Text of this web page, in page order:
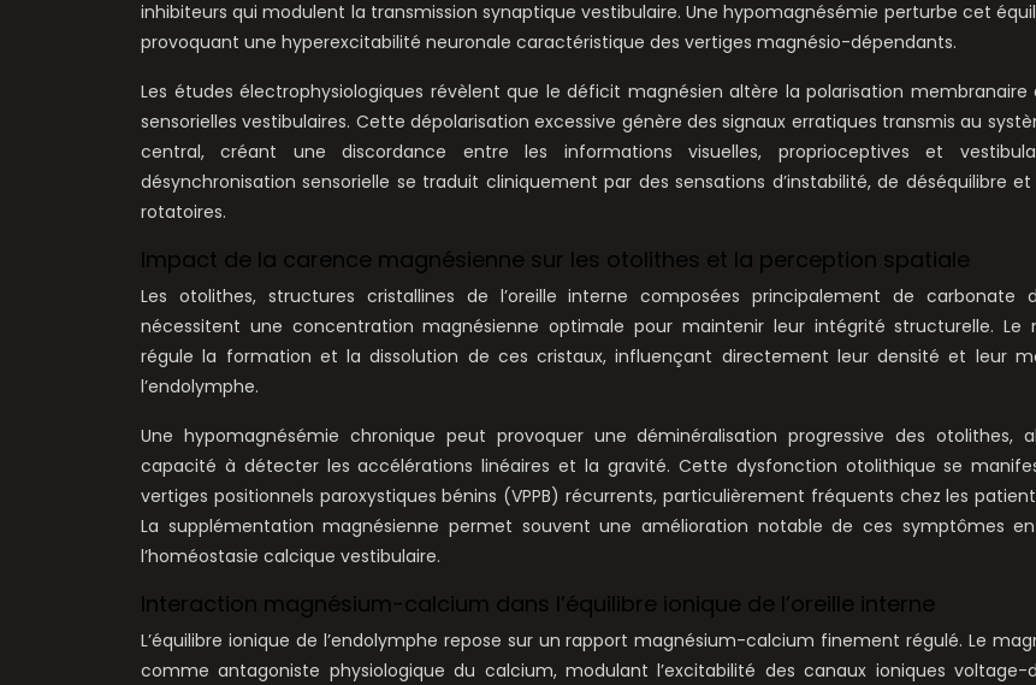
inhibiteurs qui modulent la transmission synaptique vestibulaire. Une hypomagnésémie perturbe cet
provoquant une hyperexcitabilité neuronale caractéristique des vertiges magnésio-dépendants.
Les études électrophysiologiques révèlent que le déficit magnésien altère la polarisation membranaire
sensorielles vestibulaires. Cette dépolarisation excessive génère des signaux erratiques transmis au
central, créant une discordance entre les informations visuelles, proprioceptives et
désynchronisation sensorielle se traduit cliniquement par des sensations d’instabilité, de déséquilibre
rotatoires.
Impact de la carence magnésienne sur les otolithes et la perception spatiale
Les otolithes, structures cristallines de l’oreille interne composées principalement de carbonate
nécessitent une concentration magnésienne optimale pour maintenir leur intégrité structurelle. Le
régule la formation et la dissolution de ces cristaux, influençant directement leur densité et leur
l’endolymphe.
Une hypomagnésémie chronique peut provoquer une déminéralisation progressive des otolithes,
capacité à détecter les accélérations linéaires et la gravité. Cette dysfonction otolithique se
vertiges positionnels paroxystiques bénins (VPPB) récurrents, particulièrement fréquents chez les
La supplémentation magnésienne permet souvent une amélioration notable de ces symptômes
l’homéostasie calcique vestibulaire.
Interaction magnésium-calcium dans l’équilibre ionique de l’oreille interne
L’équilibre ionique de l’endolymphe repose sur un rapport magnésium-calcium finement régulé. Le
comme antagoniste physiologique du calcium, modulant l’excitabilité des canaux ioniques voltage-